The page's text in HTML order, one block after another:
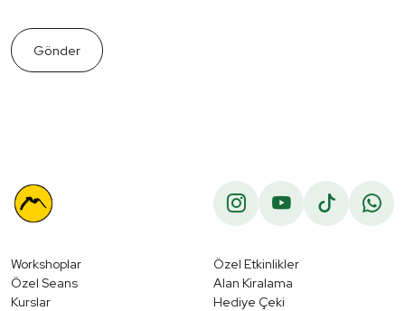
Gönder
Workshoplar
Özel Seans
Kurslar
Özel Etkinlikler
Alan Kiralama
Hediye Çeki